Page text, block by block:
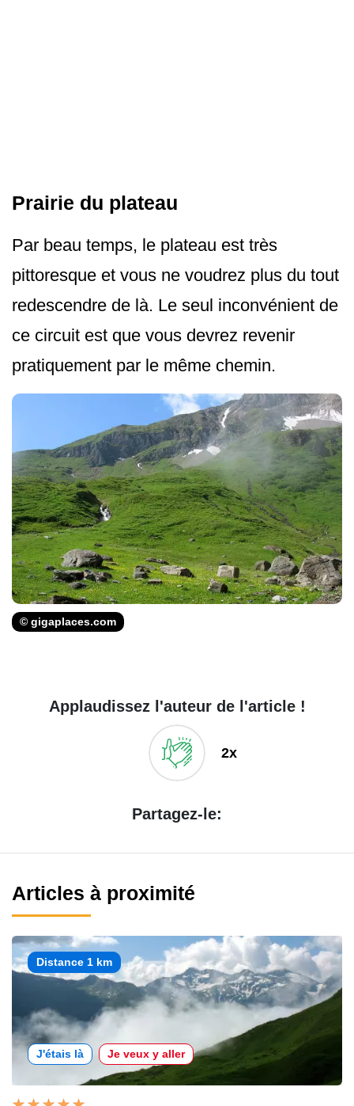
Prairie du plateau
Par beau temps, le plateau est très
pittoresque et vous ne voudrez plus du tout
redescendre de là. Le seul inconvénient de
ce circuit est que vous devrez revenir
pratiquement par le même chemin.
© gigaplaces.com
Applaudissez l'auteur de l'article !
2x
Partagez-le:
Articles à proximité
Distance 1 km
J'étais là Je veux y aller